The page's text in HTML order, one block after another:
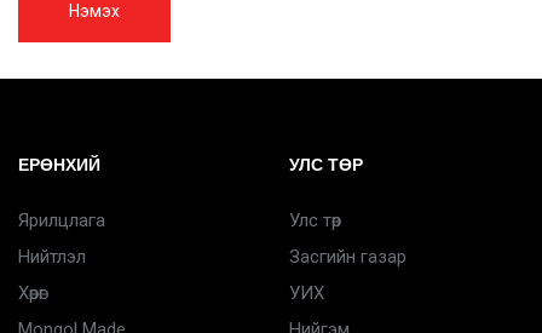
Нэмэх
ЕРӨНХИЙ
Ярилцлага
Нийтлэл
Хөрөг
УЛС ТӨР
Улс төр
Засгийн газар
УИХ